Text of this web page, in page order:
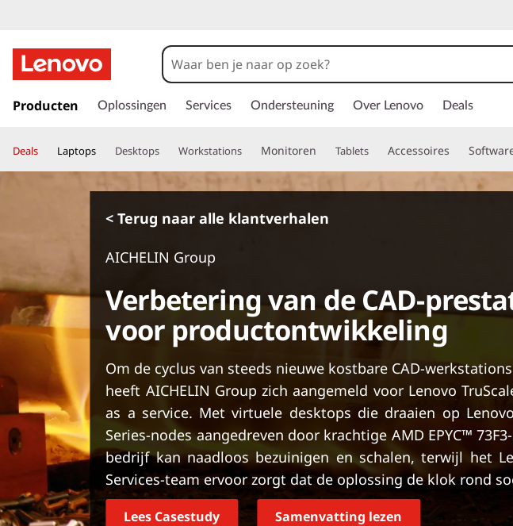
a
a
r
f
d
i
n
d
Producten Oplossingen Services Ondersteuning Over Lenovo Deals
Deals Laptops Desktops Workstations Monitoren Tablets Accessoires
< Terug naar alle klantverhalen
AICHELIN Group
Verbetering van de CAD-
voor productontwikkeling
Om de cyclus van steeds nieuwe kostbare CAD-
heeft AICHELIN Group zich aangemeld voor Lenovo
as a service. Met virtuele desktops die draaien op
Series-nodes aangedreven door krachtige AMD EPYC™
bedrijf kan naadloos bezuinigen en schalen, terwijl het
Services-team ervoor zorgt dat de oplossing de klok rond
Lees Casestudy Samenvatting lezen